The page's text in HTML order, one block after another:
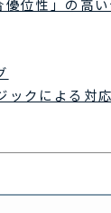
位性」の高い
ックによる対応